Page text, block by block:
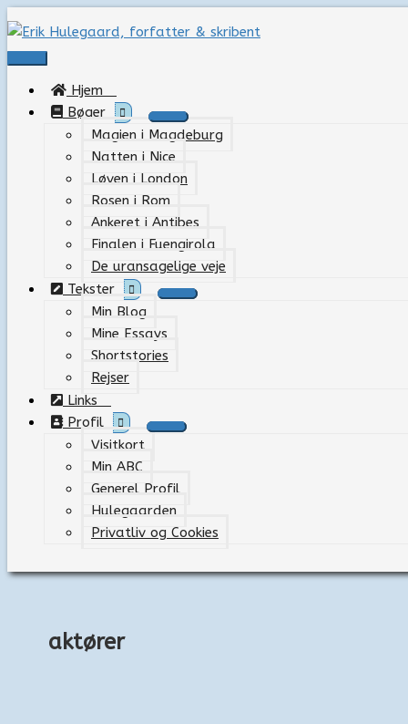
Gå
til
indholdet
Hovedmenu
Hjem
Bøger
Magien i Magdeburg
Natten i Nice
Løven i London
Rosen i Rom
Ankeret i Antibes
Finalen i Fuengirola
De uransagelige veje
Tekster
Min Blog
Mine Essays
Shortstories
Rejser
Links
Profil
Visitkort
Min ABC
Generel Profil
Hulegaarden
Privatliv og Cookies
aktører